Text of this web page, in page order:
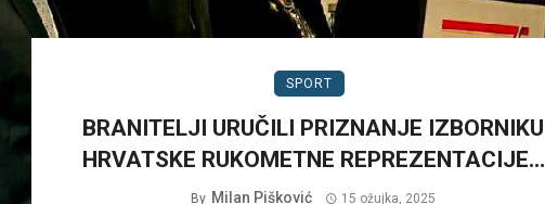
SPORT
BRANITELJI URUČILI PRIZNANJE IZBORNIKU
HRVATSKE RUKOMETNE REPREZENTACIJE…
By Milan Pišković 15 ožujka, 2025